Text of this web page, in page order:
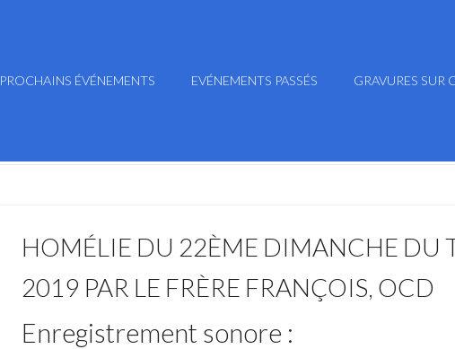
PROCHAINS ÉVÉNEMENTS EVÉNEMENTS PASSÉS GRAVURES SUR
HOMÉLIE DU 22ÈME DIMANCHE DU
2019 PAR LE FRÈRE FRANÇOIS, OCD
Enregistrement sonore :